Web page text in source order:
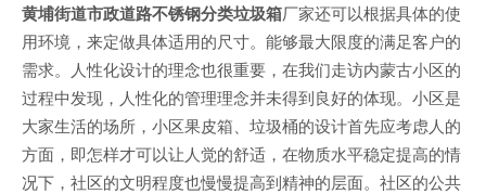
黄埔街道市政道路不锈钢分类垃圾箱厂家还可以根据具体的使
用环境，来定做具体适用的尺寸。能够最大限度的满足客户的
需求。人性化设计的理念也很重要，在我们走访内蒙古小区的
过程中发现，人性化的管理理念并未得到良好的体现。小区是
大家生活的场所，小区果皮箱、垃圾桶的设计首先应考虑人的
方面，即怎样才可以让人觉的舒适，在物质水平稳定提高的情
况下，社区的文明程度也慢慢提高到精神的层面。社区的公共